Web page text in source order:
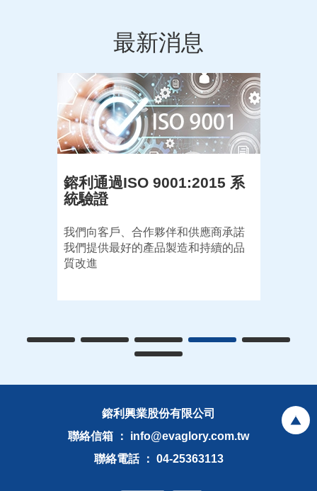
最新消息
鎔利通過ISO 9001:2015 系
統驗證
我們向客戶、合作夥伴和供應商承諾
我們提供最好的產品製造和持續的品
質改進
鎔利興業股份有限公司
聯絡信箱 ： info@evaglory.com.tw
聯絡電話 ： 04-25363113